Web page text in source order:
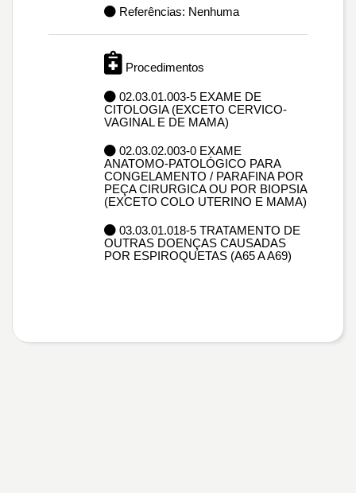
Referências: Nenhuma
Procedimentos
02.03.01.003-5 EXAME DE
CITOLOGIA (EXCETO CERVICO-
VAGINAL E DE MAMA)
02.03.02.003-0 EXAME
ANATOMO-PATOLÓGICO PARA
CONGELAMENTO / PARAFINA POR
PEÇA CIRURGICA OU POR BIOPSIA
(EXCETO COLO UTERINO E MAMA)
03.03.01.018-5 TRATAMENTO DE
OUTRAS DOENÇAS CAUSADAS
POR ESPIROQUETAS (A65 A A69)